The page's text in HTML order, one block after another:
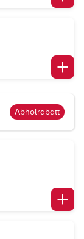
Abholrabatt